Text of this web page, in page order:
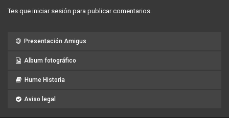
Tes que iniciar sesión para publicar comentarios.
Presentación Amigus
Album fotográfico
Hume Historia
Aviso legal